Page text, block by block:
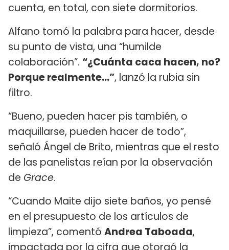
cuenta, en total, con siete dormitorios.
Alfano tomó la palabra para hacer, desde
su punto de vista, una “humilde
colaboración”. “¿Cuánta caca hacen, no?
Porque realmente...”, lanzó la rubia sin
filtro.
“Bueno, pueden hacer pis también, o
maquillarse, pueden hacer de todo”,
señaló Ángel de Brito, mientras que el resto
de las panelistas reían por la observación
de Grace.
“Cuando Maite dijo siete baños, yo pensé
en el presupuesto de los artículos de
limpieza”, comentó Andrea Taboada,
impactada por la cifra que otorgó la